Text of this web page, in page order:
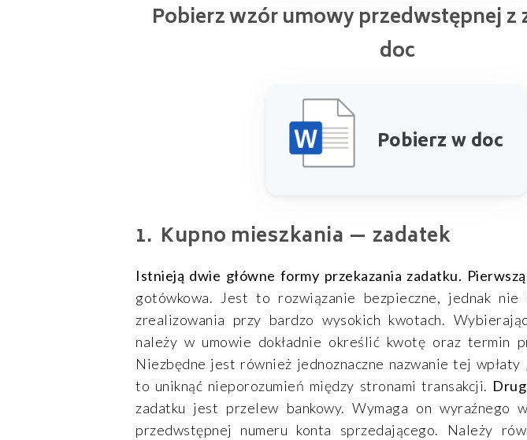
Pobierz wzór umowy przedwstępnej z
doc
Pobierz w doc
Kupno mieszkania — zadatek
Istnieją dwie główne formy przekazania zadatku. Pierwszą
gotówkowa. Jest to rozwiązanie bezpieczne, jednak nie
zrealizowania przy bardzo wysokich kwotach.
należy w umowie dokładnie określić kwotę oraz termin
Niezbędne jest również jednoznaczne nazwanie tej wpłaty
to uniknąć nieporozumień między stronami transakcji.
zadatku jest przelew bankowy. Wymaga on wyraźnego
przedwstępnej numeru konta sprzedającego. Należy